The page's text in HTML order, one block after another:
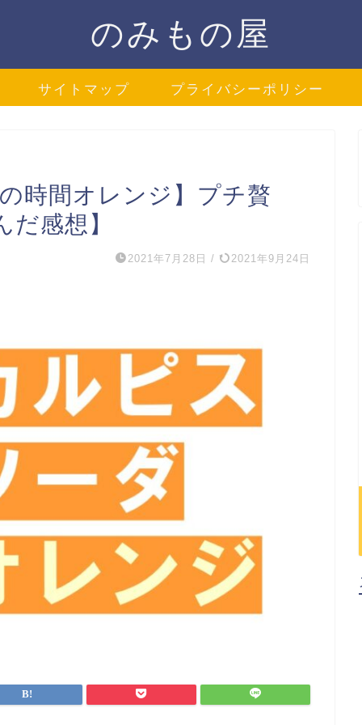
のみもの屋
サイトマップ プライバシーポリシー
時間オレンジ】プチ贅
感想】
2021年7月28日 / 2021年9月24日